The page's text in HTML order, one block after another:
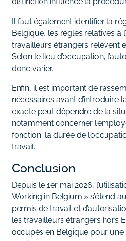
Il faut également identifier la
Belgique, les règles relatives à
travailleurs étrangers relèvent
Selon le lieu d’occupation,
donc varier.
Enfin, il est important de
nécessaires avant d’introduire
exacte peut dépendre de la
notamment concerner
fonction, la durée de
travail.
Conclusion
Depuis le 1er mai 2026,
Working in Belgium » s’étend
permis de travail et
les travailleurs étrangers hors
occupés en Belgique pour